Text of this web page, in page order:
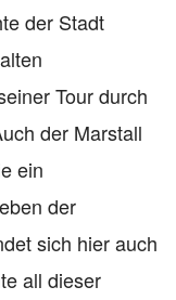
der Stadt
Tour durch
der Marstall
ein
der
sich hier auch
all dieser